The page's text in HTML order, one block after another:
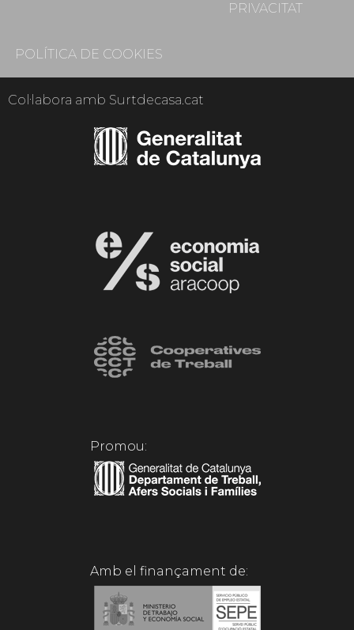
PRIVACITAT
POLÍTICA DE COOKIES
Col·labora amb Surtdecasa.cat
Promou:
Amb el finançament de: